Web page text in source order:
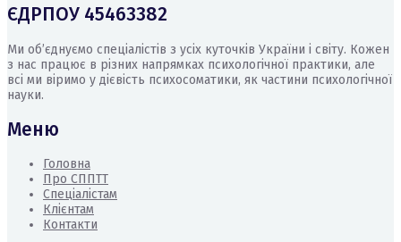
ЄДРПОУ 45463382
Ми об’єднуємо спеціалістів з усіх куточків України і світу. Кожен
з нас працює в різних напрямках психологічної практики, але
всі ми віримо у дієвість психосоматики, як частини психологічної
науки.
Меню
Головна
Про СППТТ
Спеціалістам
Клієнтам
Контакти